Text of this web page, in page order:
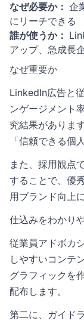
なぜ必要か： 企
にリーチできる
誰が使うか：
アップ、急成長
なぜ重要か
LinkedIn広告と
ンゲージメント
究結果がありま
「信頼できる個
また、採用観点
することで、優
用ブランド向上
仕込みをわかり
従業員アドボカ
しやすいコンテ
グラフィックを
配布します。
第二に、ガイド